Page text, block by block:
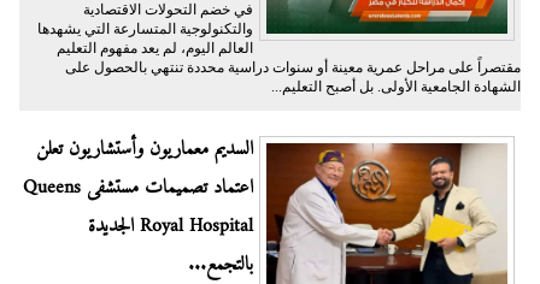
في خضم التحولات الاقتصادية
والتكنولوجية المتسارعة التي يشهدها
العالم اليوم، لم يعد مفهوم التعليم
مقتصراً على مراحل عمرية معينة أو سنوات دراسية محددة تنتهي بالحصول على
الشهادة الجامعية الأولى. بل أصبح التعليم...
السديم معماريون وأستشاريون تعلن
اعتماد تصميمات مستشفى Queens
Royal Hospital الجديدة
بالتجمع...